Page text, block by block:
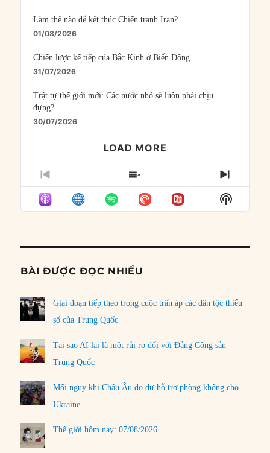
Làm thế nào để kết thúc Chiến tranh Iran?
01/08/2026
Chiến lược kế tiếp của Bắc Kinh ở Biển Đông
31/07/2026
Trật tự thế giới mới: Các nước nhỏ sẽ luôn phải chịu
đựng?
30/07/2026
LOAD MORE
PREVIOUS
EPISODE
SHOW
EPISODES
LIST
NEXT
Show
Podcast
BÀI ĐƯỢC ĐỌC NHIỀU
Giai đoạn tiếp theo trong cuộc trấn áp các dân tộc thiểu
số của Trung Quốc
Tại sao AI lại là một rủi ro đối với Đảng Cộng sản
Trung Quốc
Mối nguy khi Châu Âu do dự hỗ trợ phòng không cho
Ukraine
Thế giới hôm nay: 07/08/2026